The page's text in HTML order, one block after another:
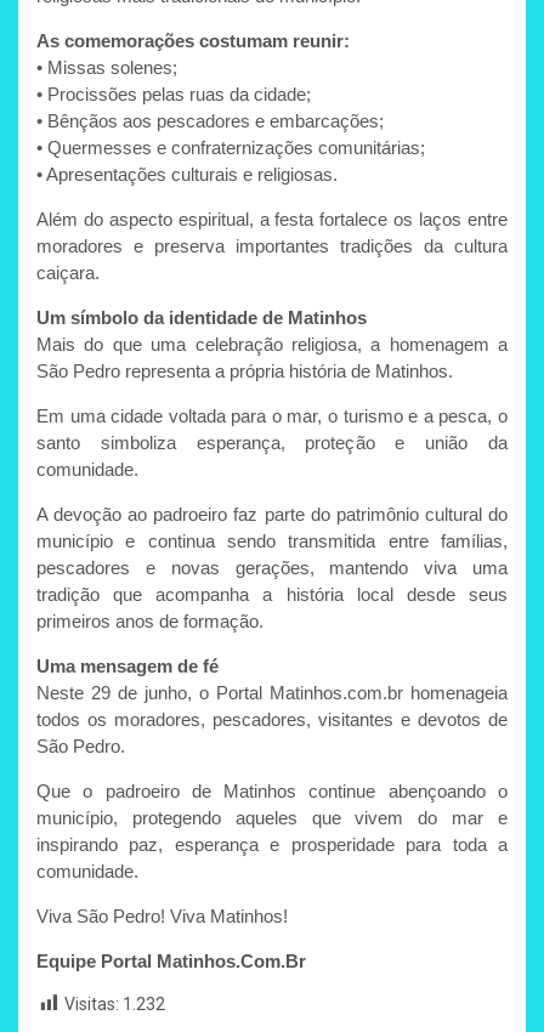
As comemorações costumam reunir:
• Missas solenes;
• Procissões pelas ruas da cidade;
• Bênçãos aos pescadores e embarcações;
• Quermesses e confraternizações comunitárias;
• Apresentações culturais e religiosas.
Além do aspecto espiritual, a festa fortalece os laços entre
moradores e preserva importantes tradições da cultura
caiçara.
Um símbolo da identidade de Matinhos
Mais do que uma celebração religiosa, a homenagem a
São Pedro representa a própria história de Matinhos.
Em uma cidade voltada para o mar, o turismo e a pesca, o
santo simboliza esperança, proteção e união da
comunidade.
A devoção ao padroeiro faz parte do patrimônio cultural do
município e continua sendo transmitida entre famílias,
pescadores e novas gerações, mantendo viva uma
tradição que acompanha a história local desde seus
primeiros anos de formação.
Uma mensagem de fé
Neste 29 de junho, o Portal Matinhos.com.br homenageia
todos os moradores, pescadores, visitantes e devotos de
São Pedro.
Que o padroeiro de Matinhos continue abençoando o
município, protegendo aqueles que vivem do mar e
inspirando paz, esperança e prosperidade para toda a
comunidade.
Viva São Pedro! Viva Matinhos!
Equipe Portal Matinhos.Com.Br
Visitas: 1.232